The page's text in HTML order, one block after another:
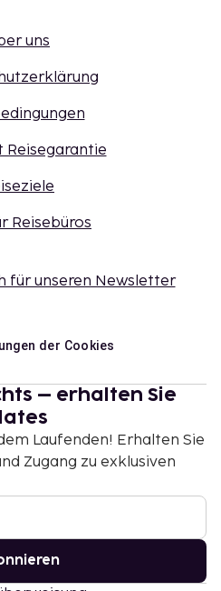
uns
Reisegarantie
Reisebüros
für unseren Newsletter
der Cookies
– erhalten Sie
Laufenden! Erhalten Sie
Zugang zu exklusiven